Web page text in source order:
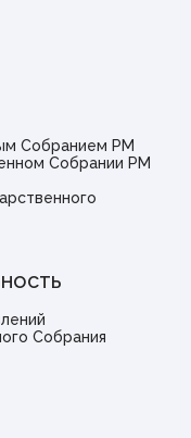
Собранием РМ
Собрании РМ
Собрания